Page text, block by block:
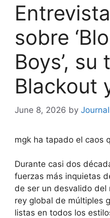
sobre
Boys’, su
Blackout
June 8, 2026 by
mgk ha tapado el caos
Durante casi dos
fuerzas más inquietas
de ser un desvalido del
rey global de múltiples
listas en todos los